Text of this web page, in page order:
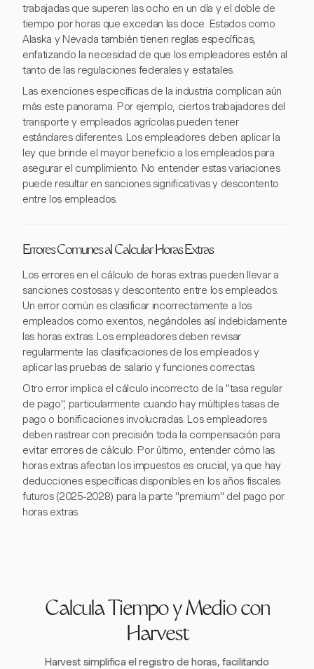
trabajadas que superen las ocho en un día y el doble de
tiempo por horas que excedan las doce. Estados como
Alaska y Nevada también tienen reglas específicas,
enfatizando la necesidad de que los empleadores estén al
tanto de las regulaciones federales y estatales.
Las exenciones específicas de la industria complican aún
más este panorama. Por ejemplo, ciertos trabajadores del
transporte y empleados agrícolas pueden tener
estándares diferentes. Los empleadores deben aplicar la
ley que brinde el mayor beneficio a los empleados para
asegurar el cumplimiento. No entender estas variaciones
puede resultar en sanciones significativas y descontento
entre los empleados.
Errores Comunes al Calcular Horas Extras
Los errores en el cálculo de horas extras pueden llevar a
sanciones costosas y descontento entre los empleados.
Un error común es clasificar incorrectamente a los
empleados como exentos, negándoles así indebidamente
las horas extras. Los empleadores deben revisar
regularmente las clasificaciones de los empleados y
aplicar las pruebas de salario y funciones correctas.
Otro error implica el cálculo incorrecto de la "tasa regular
de pago", particularmente cuando hay múltiples tasas de
pago o bonificaciones involucradas. Los empleadores
deben rastrear con precisión toda la compensación para
evitar errores de cálculo. Por último, entender cómo las
horas extras afectan los impuestos es crucial, ya que hay
deducciones específicas disponibles en los años fiscales
futuros (2025-2028) para la parte "premium" del pago por
horas extras.
Calcula Tiempo y Medio con
Harvest
Harvest simplifica el registro de horas, facilitando